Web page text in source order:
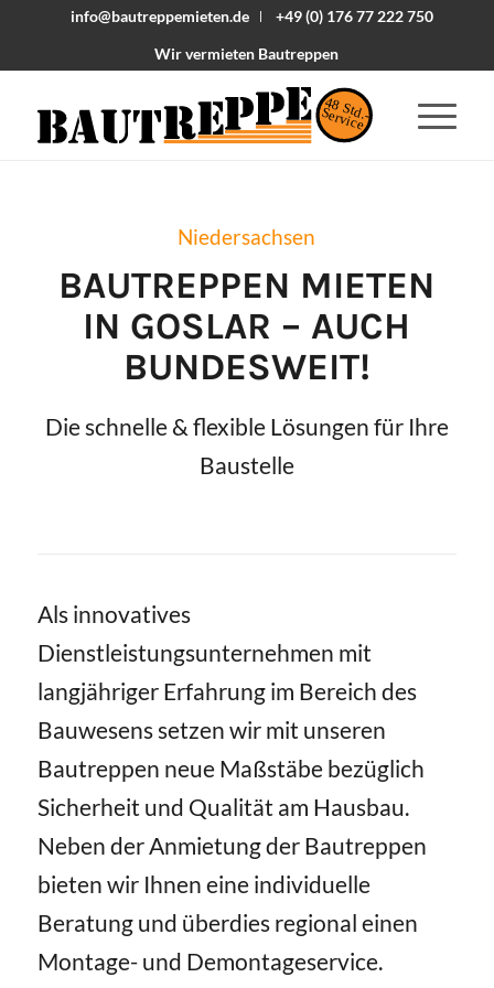
info@bautreppemieten.de
+49 (0) 176 77 222 750
Wir vermieten Bautreppen
48 Std.-
Service
Niedersachsen
BAUTREPPEN MIETEN
IN GOSLAR – AUCH
BUNDESWEIT!
Die schnelle & flexible Lösungen für Ihre
Baustelle
Als innovatives
Dienstleistungsunternehmen mit
langjähriger Erfahrung im Bereich des
Bauwesens setzen wir mit unseren
Bautreppen neue Maßstäbe bezüglich
Sicherheit und Qualität am Hausbau.
Neben der Anmietung der Bautreppen
bieten wir Ihnen eine individuelle
Beratung und überdies regional einen
Montage- und Demontageservice.